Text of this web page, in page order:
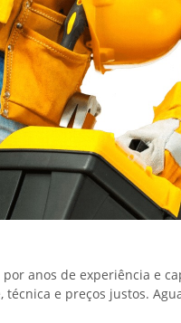
anos de experiência e
técnica e preços justos.